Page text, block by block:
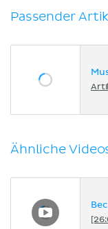
Passender
Ähnliche